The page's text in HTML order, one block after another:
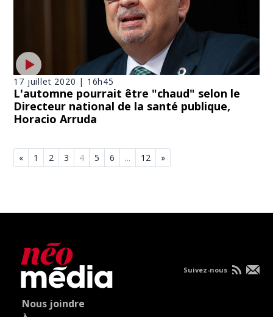
17 juillet 2020 | 16h45
L'automne pourrait être "chaud" selon le
Directeur national de la santé publique,
Horacio Arruda
« 1 2 3 4 5 6 ... 12 »
Nous joindre
Suivez-nous